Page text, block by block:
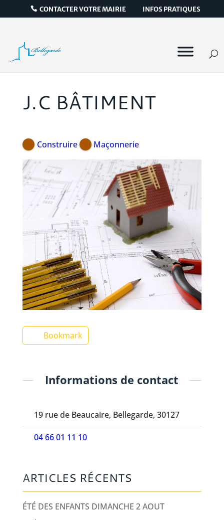
CONTACTER VOTRE MAIRIE INFOS PRATIQUES
J.C BÂTIMENT
Construire Maçonnerie
Bookmark
Informations de contact
19 rue de Beaucaire, Bellegarde, 30127
04 66 01 11 10
ARTICLES RÉCENTS
ÉTÉ DES ENFANTS DIMANCHE 2 AOUT